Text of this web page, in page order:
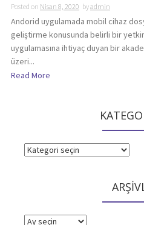
Posted on Nisan 8, 2020 byadmin
Andorid uygulamada mobil cihaz
geliştirme konusunda belirli bir
uygulamasına ihtiyaç duyan bir
üzeri...
Read More
KATEGORİLER
ARŞİVLER